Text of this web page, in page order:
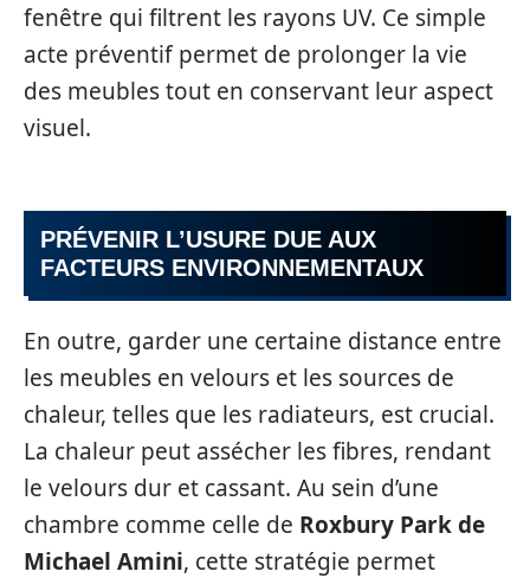
fenêtre qui filtrent les rayons UV. Ce simple
acte préventif permet de prolonger la vie
des meubles tout en conservant leur aspect
visuel.
PRÉVENIR L’USURE DUE AUX
FACTEURS ENVIRONNEMENTAUX
En outre, garder une certaine distance entre
les meubles en velours et les sources de
chaleur, telles que les radiateurs, est crucial.
La chaleur peut assécher les fibres, rendant
le velours dur et cassant. Au sein d’une
chambre comme celle de Roxbury Park de
Michael Amini, cette stratégie permet